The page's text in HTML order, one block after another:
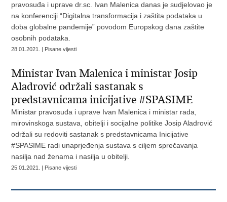
pravosuđa i uprave dr.sc. Ivan Malenica danas je sudjelovao je
na konferenciji “Digitalna transformacija i zaštita podataka u
doba globalne pandemije” povodom Europskog dana zaštite
osobnih podataka.
28.01.2021. | Pisane vijesti
Ministar Ivan Malenica i ministar Josip
Aladrović održali sastanak s
predstavnicama inicijative #SPASIME
Ministar pravosuđa i uprave Ivan Malenica i ministar rada,
mirovinskoga sustava, obitelji i socijalne politike Josip Aladrović
održali su redoviti sastanak s predstavnicama Inicijative
#SPASIME radi unaprjeđenja sustava s ciljem sprečavanja
nasilja nad ženama i nasilja u obitelji.
25.01.2021. | Pisane vijesti